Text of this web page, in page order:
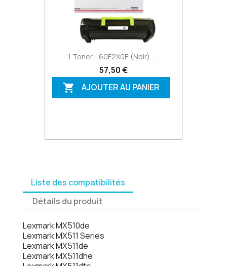
1 Toner - 60F2X0E (Noir) -...
57,50 €
 AJOUTER AU PANIER
Liste des compatibilités
Détails du produit
Lexmark MX510de
Lexmark MX511 Series
Lexmark MX511de
Lexmark MX511dhe